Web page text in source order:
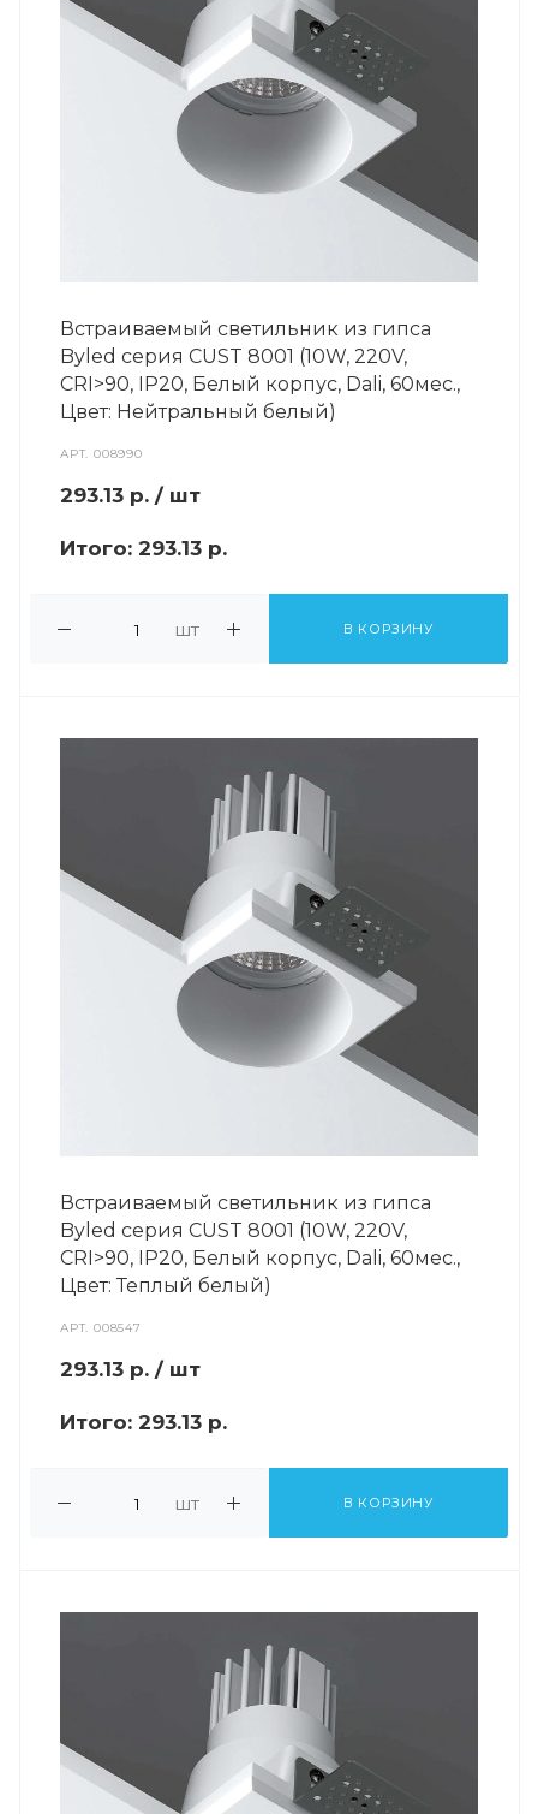
Встраиваемый светильник из гипса
Byled серия CUST 8001 (10W, 220V,
CRI>90, IP20, Белый корпус, Dali, 60мес.,
Цвет: Нейтральный белый)
АРТ.008990
293.13 р. / шт
Итого: 293.13 р.
шт В КОРЗИНУ
Встраиваемый светильник из гипса
Byled серия CUST 8001 (10W, 220V,
CRI>90, IP20, Белый корпус, Dali, 60мес.,
Цвет: Теплый белый)
АРТ.008547
293.13 р. / шт
Итого: 293.13 р.
шт В КОРЗИНУ